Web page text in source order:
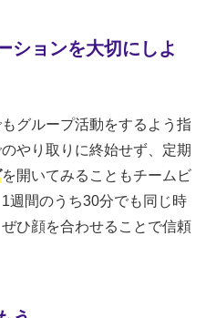
ションを大切にしよ
グループ活動をするよう指
やり取りに終始せず、定期
を開いてみることもチームビ
週間のうち30分でも同じ時
ひ顔を合わせることで信頼